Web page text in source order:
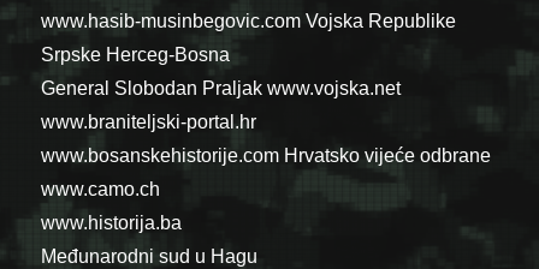
www.hasib-musinbegovic.com Vojska Republike
Srpske Herceg-Bosna
General Slobodan Praljak www.vojska.net
www.braniteljski-portal.hr
www.bosanskehistorije.com Hrvatsko vijeće odbrane
www.camo.ch
www.historija.ba
Međunarodni sud u Hagu